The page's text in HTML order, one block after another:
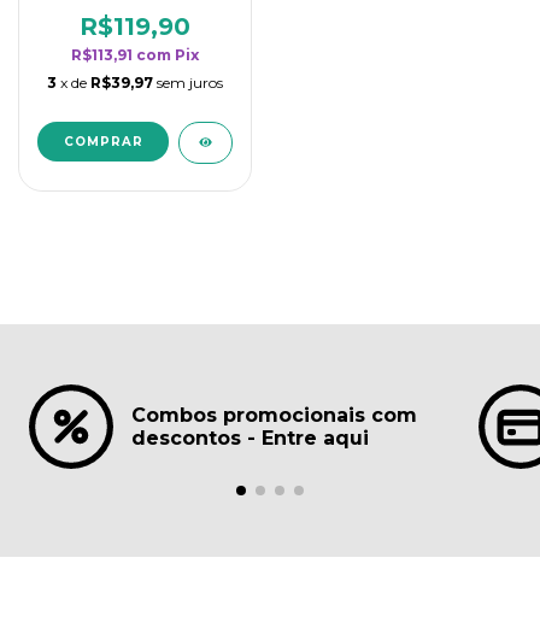
rendimento da
categoria - Lavanda
R$119,90
R$113,91 com Pix
3 x de R$39,97 sem juros
Combos promocionais com
descontos - Entre aqui